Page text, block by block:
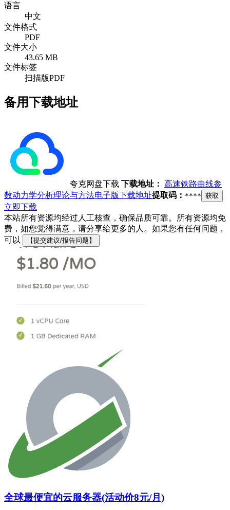
语言
中文
文件格式
PDF
文件大小
43.65 MB
文件标签
扫描版PDF
备用下载地址
夸克网盘下载 下载地址： 高速铁路曲线参
数动力学分析理论与方法电子版下载地址提取码： **** 获取
立即下载
本站所有资源均经过人工核查，确保品质可靠。所有资源均免
费，如您觉得满意，请分享给更多的人。如果您有任何问题，
可以
【提交建议/报告问题】
全球最便宜的云服务器(活动价8元/月)